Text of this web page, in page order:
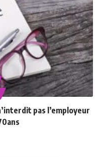
pas l’employeur